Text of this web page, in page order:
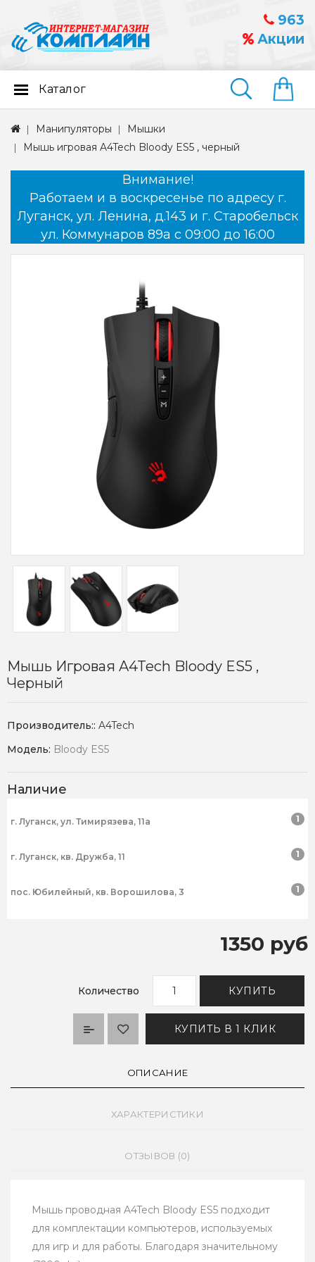
963
Акции
Найти
Каталог
Манипуляторы
Мышки
Мышь игровая A4Tech Bloody ES5 , черный
Внимание!
Работаем и в воскресенье по адресу г.
Луганск, ул. Ленина, д.143 и г. Старобельск
ул. Коммунаров 89а с 09:00 до 16:00
Мышь Игровая A4Tech Bloody ES5 ,
Черный
Производитель:: A4Tech
Модель: Bloody ES5
Наличие
г. Луганск, ул. Тимирязева, 11а 1
г. Луганск, кв. Дружба, 11 1
пос. Юбилейный, кв. Ворошилова, 3 1
1350 руб
Количество КУПИТЬ
КУПИТЬ В 1 КЛИК
ОПИСАНИЕ
ХАРАКТЕРИСТИКИ
ОТЗЫВОВ (0)
Мышь проводная A4Tech Bloody ES5 подходит
для комплектации компьютеров, используемых
для игр и для работы. Благодаря значительному